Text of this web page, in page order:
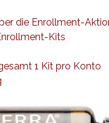
die Enrollment-
Kits
1 Kit pro Konto